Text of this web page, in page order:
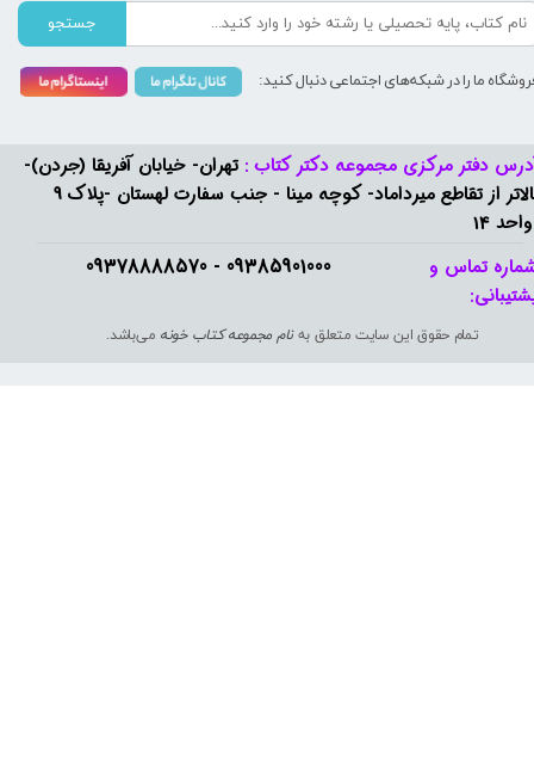
09385901000 - 09378888570​​​​​​​
دفتر مرکزی مجموعه دکتر کتاب : تهران- خیابان آفریقا (جردن)-
بالاتر از تقاطع میرداماد- کوچه مینا - جنب سفارت لهستان -پلاک 9
14
تمام حقوق این سایت متعلق بهنام مجموعه کتاب خونه می‌باشد.
تماس و
جستجو
ما را در شبکه‌های اجتماعی دنبال کنید: